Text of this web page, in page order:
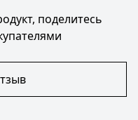
поделитесь